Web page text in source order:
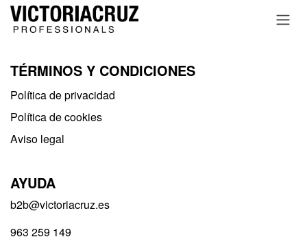
Ir al contenido
TÉRMINOS Y CONDICIONES
Política de privacidad​
Política de cookies
Aviso legal
AYUDA
b2b@victoriacruz.es
963 259 149